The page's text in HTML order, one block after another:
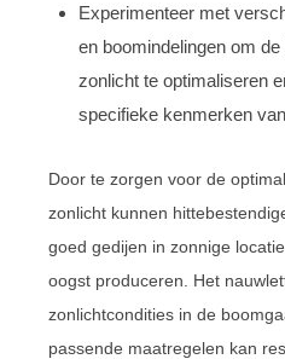
Experimenteer met
en boomindelingen om
zonlicht te optimaliseren
specifieke kenmerken
Door te zorgen voor de
zonlicht kunnen
goed gedijen in zonnige
oogst produceren. Het
zonlichtcondities in de
passende maatregelen kan